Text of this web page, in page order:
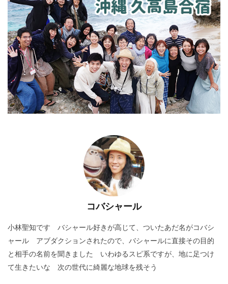
コバシャール
小林聖知です バシャール好きが高じて、ついたあだ名がコバシ
ャール アブダクションされたので、バシャールに直接その目的
と相手の名前を聞きました いわゆるスピ系ですが、地に足つけ
て生きたいな 次の世代に綺麗な地球を残そう